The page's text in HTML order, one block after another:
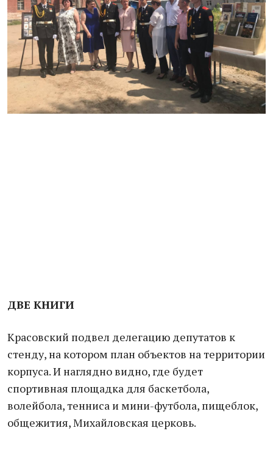
ДВЕ КНИГИ
Красовский подвел делегацию депутатов к
стенду, на котором план объектов на территории
корпуса. И наглядно видно, где будет
спортивная площадка для баскетбола,
волейбола, тенниса и мини-футбола, пищеблок,
общежития, Михайловская церковь.